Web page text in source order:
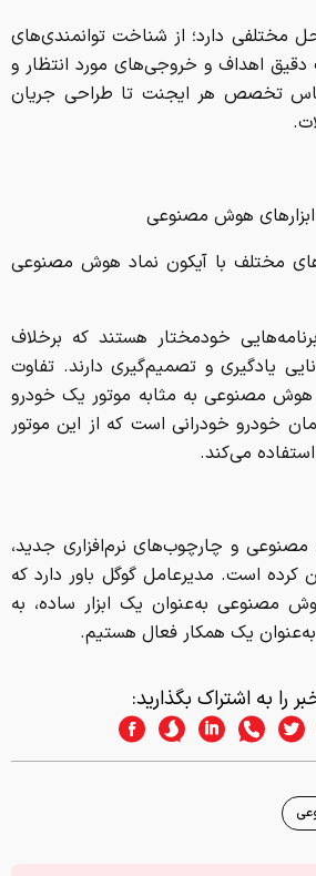
مختلفی دارد؛ از شناخت توانمندی‌های
اهداف و خروجی‌های مورد انتظار و
تخصص هر ایجنت تا طراحی جریان
ابزارهای هوش مصنوعی
مختلف با آیکون نماد هوش مصنوعی
خودمختار هستند که برخلاف
یادگیری و تصمیم‌گیری دارند. تفاوت
مصنوعی به مثابه موتور یک خودرو
خودرو خودرانی است که از این موتور
می‌کند.
و چارچوب‌های نرم‌افزاری جدید،
کرده است. مدیرعامل گوگل باور دارد که
مصنوعی به‌عنوان یک ابزار ساده، به
یک همکار فعال هستیم.
را به اشتراک بگذارید: